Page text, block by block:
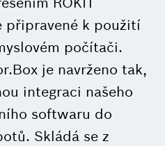
připravené k použití
počítači.
je navrženo tak,
integraci našeho
softwaru do
Skládá se z